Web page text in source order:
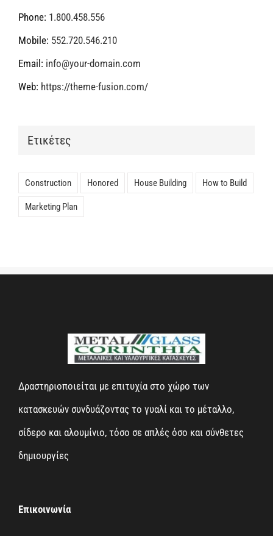
Phone: 1.800.458.556
Mobile: 552.720.546.210
Email: info@your-domain.com
Web: https://theme-fusion.com/
Ετικέτες
Construction Honored House Building How to Build
Marketing Plan
Δραστηριοποιείται με επιτυχία στο χώρο των
κατασκευών συνδυάζοντας το γυαλί και το μέταλλο,
σίδερο και αλουμίνιο, τόσο σε απλές όσο και σύνθετες
δημιουργίες
Επικοινωνία